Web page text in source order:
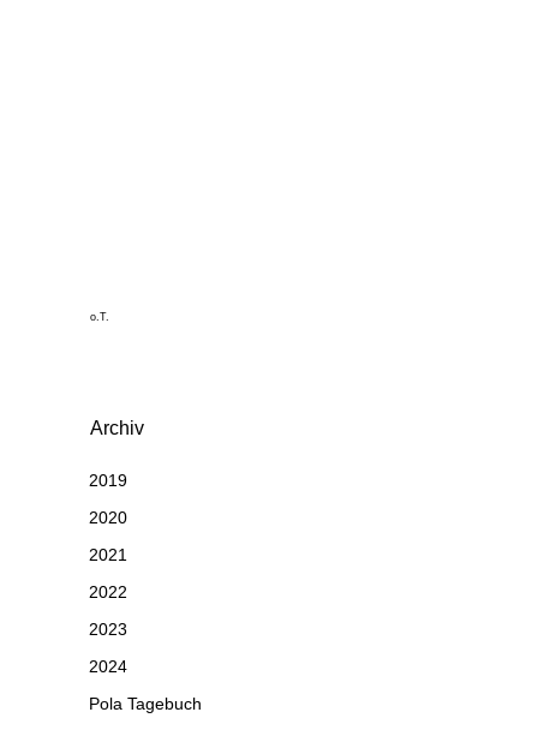
o.T.
Archiv
2019
2020
2021
2022
2023
2024
Pola Tagebuch